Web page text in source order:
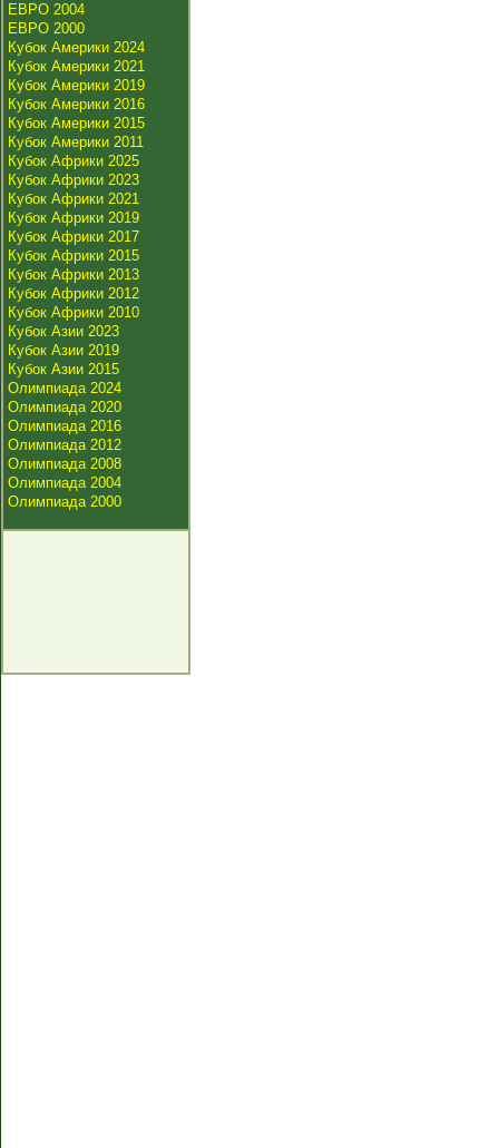
ЕВРО 2004
ЕВРО 2000
Кубок Америки 2024
Кубок Америки 2021
Кубок Америки 2019
Кубок Америки 2016
Кубок Америки 2015
Кубок Америки 2011
Кубок Африки 2025
Кубок Африки 2023
Кубок Африки 2021
Кубок Африки 2019
Кубок Африки 2017
Кубок Африки 2015
Кубок Африки 2013
Кубок Африки 2012
Кубок Африки 2010
Кубок Азии 2023
Кубок Азии 2019
Кубок Азии 2015
Олимпиада 2024
Олимпиада 2020
Олимпиада 2016
Олимпиада 2012
Олимпиада 2008
Олимпиада 2004
Олимпиада 2000